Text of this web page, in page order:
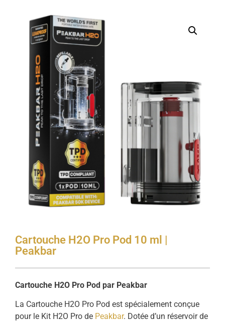
Cartouche H2O Pro Pod 10 ml |
Peakbar
Cartouche H2O Pro Pod par Peakbar
La Cartouche H2O Pro Pod est spécialement conçue
pour le Kit H2O Pro de Peakbar. Dotée d’un réservoir de